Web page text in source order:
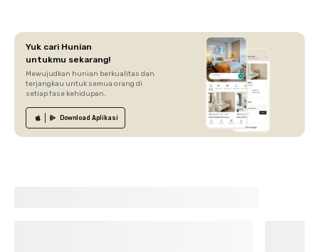
Yuk cari Hunian
untukmu sekarang!
Mewujudkan hunian berkualitas dan
terjangkau untuk semua orang di
setiap fase kehidupan.
Download Aplikasi